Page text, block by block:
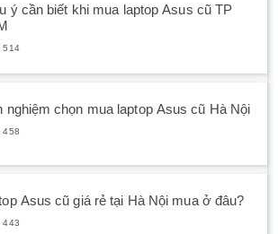
ý cần biết khi mua laptop Asus cũ TP
514
nghiệm chọn mua laptop Asus cũ Hà Nội
458
Asus cũ giá rẻ tại Hà Nội mua ở đâu?
443